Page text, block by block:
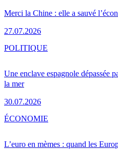
Merci la Chine : elle a sauvé
27.07.2026
Une enclave espagnole dépassée
la mer
30.07.2026
POLITIQUE
L’euro en mèmes : quand les
ÉCONOMIE